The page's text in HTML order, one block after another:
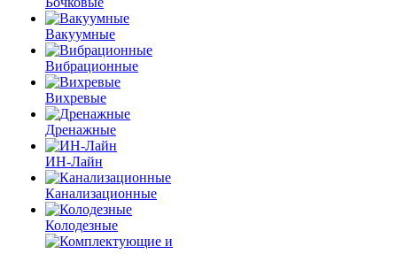
Вакуумные
Вибрационные
Вихревые
Дренажные
ИН-Лайн
Канализационные
Колодезные